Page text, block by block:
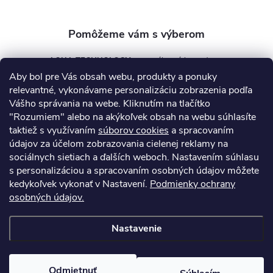
Aby bol pre Vás obsah webu, produkty a ponuky
relevantné, vykonávame personalizáciu zobrazenia podľa
Vášho správania na webe. Kliknutím na tlačítko
"Rozumiem" alebo na akýkoľvek obsah na webu súhlasíte
taktiež s využívaním súborov cookies a spracovaním
údajov za účelom zobrazovania cielenej reklamy na
sociálnych sietiach a ďalších weboch. Nastavením súhlasu
s personalizáciou a spracovaním osobných údajov môžete
kedykoľvek vykonať v Nastavení. Podmienky ochrany
osobných údajov.
Nastavenie
AQUA TECHNOLOGY s.r.o.
info @aquatechnology.sk
+421 911 991 394
Informácie pre vás
Kontakty Obchodné podmienky
nastavenie cookies